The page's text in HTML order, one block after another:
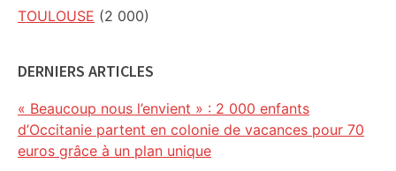
TOULOUSE (2 000)
DERNIERS ARTICLES
« Beaucoup nous l’envient » : 2 000 enfants
d’Occitanie partent en colonie de vacances pour 70
euros grâce à un plan unique